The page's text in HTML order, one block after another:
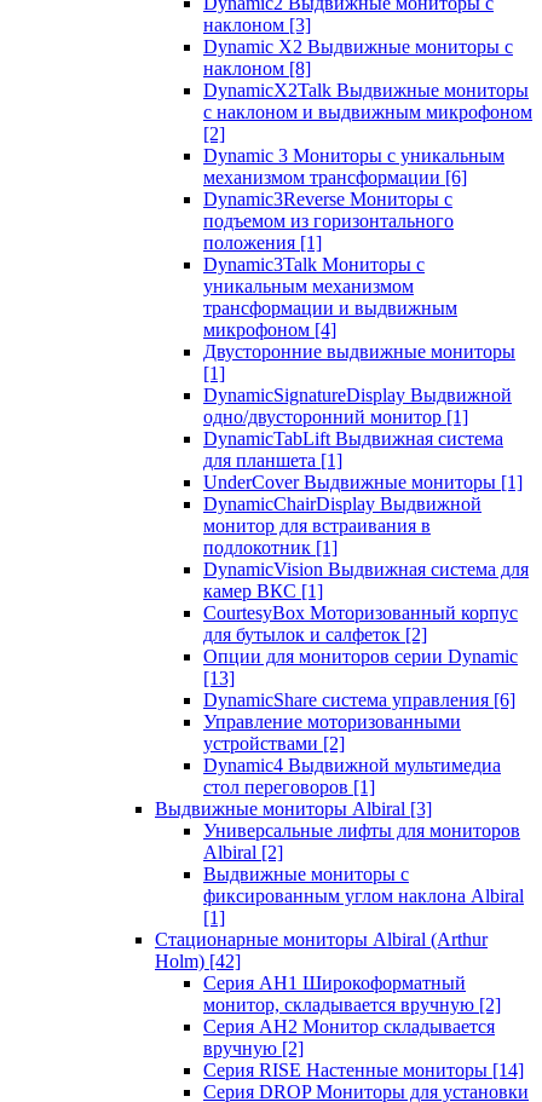
наклоном [3]
Dynamic X2 Выдвижные мониторы с
наклоном [8]
DynamicX2Talk Выдвижные мониторы
с наклоном и выдвижным микрофоном
[2]
Dynamic 3 Мониторы с уникальным
механизмом трансформации [6]
Dynamic3Reverse Мониторы с
подъемом из горизонтального
положения [1]
Dynamic3Talk Мониторы с
уникальным механизмом
трансформации и выдвижным
микрофоном [4]
Двусторонние выдвижные мониторы
[1]
DynamicSignatureDisplay Выдвижной
одно/двусторонний монитор [1]
DynamicTabLift Выдвижная система
для планшета [1]
UnderCover Выдвижные мониторы [1]
DynamicChairDisplay Выдвижной
монитор для встраивания в
подлокотник [1]
DynamicVision Выдвижная система для
камер ВКС [1]
CourtesyBox Моторизованный корпус
для бутылок и салфеток [2]
Опции для мониторов серии Dynamic
[13]
DynamicShare система управления [6]
Управление моторизованными
устройствами [2]
Dynamic4 Выдвижной мультимедиа
стол переговоров [1]
Выдвижные мониторы Albiral [3]
Универсальные лифты для мониторов
Albiral [2]
Выдвижные мониторы с
фиксированным углом наклона Albiral
[1]
Стационарные мониторы Albiral (Arthur
Holm) [42]
Серия AH1 Широкоформатный
монитор, складывается вручную [2]
Серия AH2 Монитор складывается
вручную [2]
Серия RISE Настенные мониторы [14]
Серия DROP Мониторы для установки